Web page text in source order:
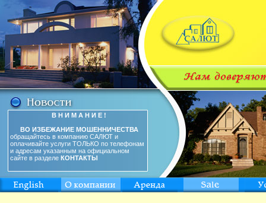
В Н И М А Н И Е !
ВО ИЗБЕЖАНИЕ МОШЕННИЧЕСТВА
обращайтесь в компанию САЛЮТ и
оплачивайте услуги ТОЛЬКО по телефонам
и адресам указанным на официальном
сайте в разделе КОНТАКТЫ